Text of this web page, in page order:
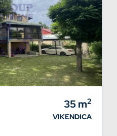
35m2
VIKENDICA